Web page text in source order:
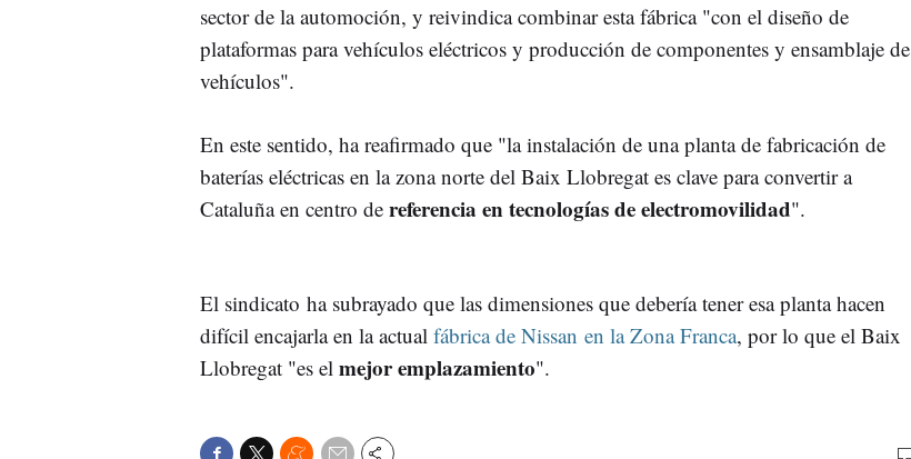
sector de la automoción, y reivindica combinar esta fábrica "con el diseño de
plataformas para vehículos eléctricos y producción de componentes y ensamblaje de
vehículos".
En este sentido, ha reafirmado que "la instalación de una planta de fabricación de
baterías eléctricas en la zona norte del Baix Llobregat es clave para convertir a
Cataluña en centro de referencia en tecnologías de electromovilidad".
El sindicato ha subrayado que las dimensiones que debería tener esa planta hacen
difícil encajarla en la actual fábrica de Nissan en la Zona Franca, por lo que el Baix
Llobregat "es el mejor emplazamiento".